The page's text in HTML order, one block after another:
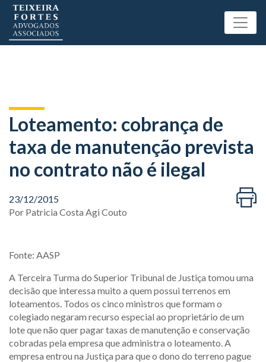
Loteamento: cobrança de
taxa de manutenção prevista
no contrato não é ilegal
23/12/2015
Por Patricia Costa Agi Couto
Fonte: AASP
A Terceira Turma do Superior Tribunal de Justiça tomou uma
decisão que interessa muito a quem possui terrenos em
loteamentos. Todos os cinco ministros que formam o
colegiado negaram recurso especial ao proprietário de um
lote que não quer pagar taxas de manutenção e conservação
cobradas pela empresa que administra o loteamento. A
empresa entrou na Justiça para que o dono do terreno pague